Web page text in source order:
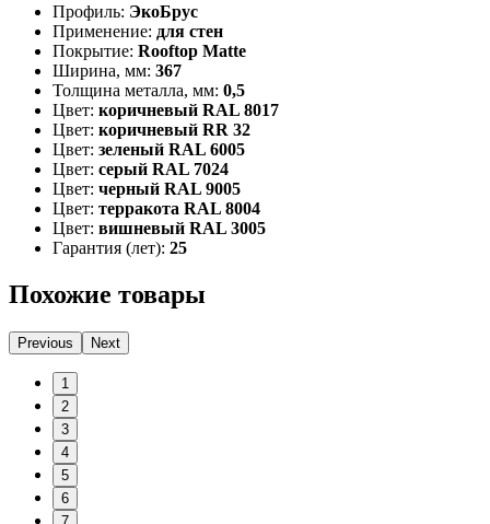
Профиль: ЭкоБрус
Применение: для стен
Покрытие: Rooftop Matte
Ширина, мм: 367
Толщина металла, мм: 0,5
Цвет: коричневый RAL 8017
Цвет: коричневый RR 32
Цвет: зеленый RAL 6005
Цвет: серый RAL 7024
Цвет: черный RAL 9005
Цвет: терракота RAL 8004
Цвет: вишневый RAL 3005
Гарантия (лет): 25
Похожие товары
Previous Next
1
2
3
4
5
6